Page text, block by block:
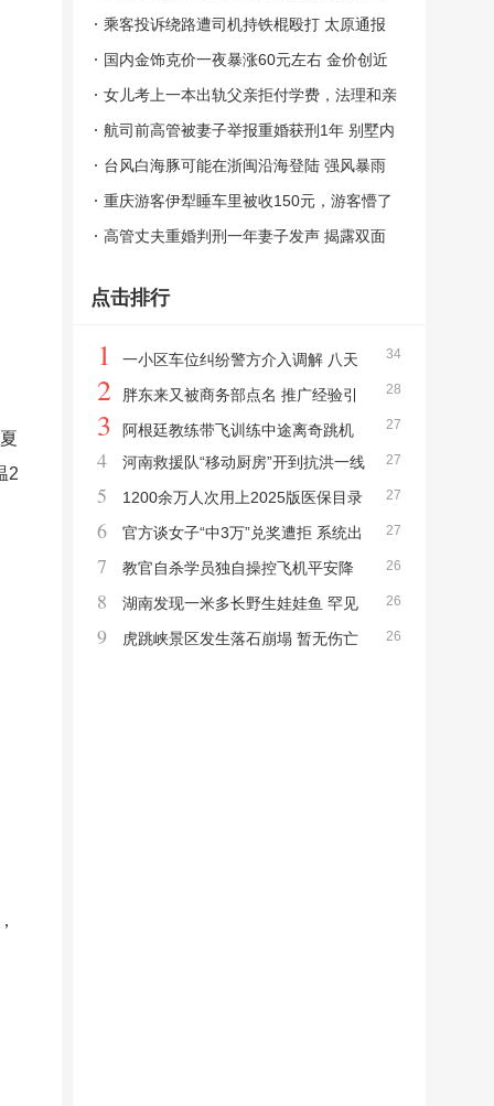
2
打到大脑异常放电丧失意识
乘客投诉绕路遭司机持铁棍殴打 太原通报
案件正在依法办理中
国内金饰克价一夜暴涨60元左右 金价创近
期新高
女儿考上一本出轨父亲拒付学费，法理和亲
情到底该怎么选？法律与道德的碰撞
航司前高管被妻子举报重婚获刑1年 别墅内
藏有两个“家”
台风白海豚可能在浙闽沿海登陆 强风暴雨
将至
重庆游客伊犁睡车里被收150元，游客懵了
离谱收费引发争议
高管丈夫重婚判刑一年妻子发声 揭露双面
点击排行
34
1
一小区车位纠纷警方介入调解 八天
对峙终获道歉
28
2
胖东来又被商务部点名 推广经验引
领零售创新
27
3
阿根廷教练带飞训练中途离奇跳机
女学员冷静迫降
27
4
河南救援队“移动厨房”开到抗洪一线
巨无霸餐车再显身手
27
5
1200余万人次用上2025版医保目录
新药 药品配备广泛落地
27
6
官方谈女子“中3万”兑奖遭拒 系统出
错引争议
26
7
教官自杀学员独自操控飞机平安降
落 冷静应对突发状况
26
8
湖南发现一米多长野生娃娃鱼 罕见
高龄寿星引发关注
26
9
虎跳峡景区发生落石崩塌 暂无伤亡